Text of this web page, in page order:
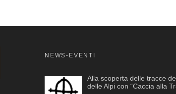
NEWS-EVENTI
Alla scoperta delle tracce
delle Alpi con “Caccia alla